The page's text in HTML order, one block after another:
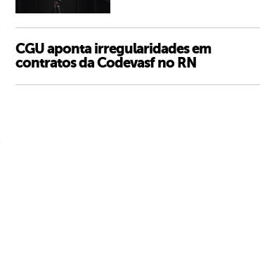
CGU aponta irregularidades em
contratos da Codevasf no RN